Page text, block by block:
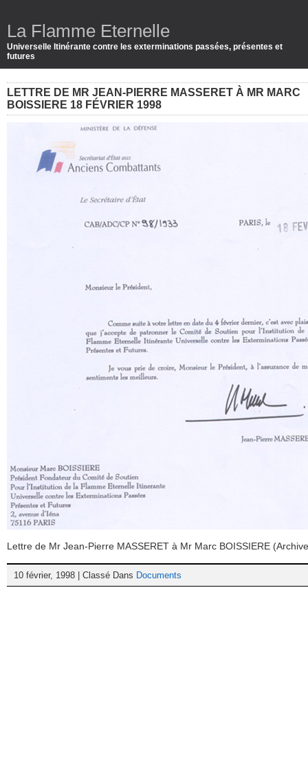
La Flamme Eternelle
Universelle Itinérante contre les exterminations passées, présentes et
futures
LETTRE DE MR JEAN-PIERRE MASSERET À MR MARC
BOISSIERE 18 FÉVRIER 1998
Lettre de Mr Jean-Pierre MASSERET à Mr Marc BOISSIERE
10 février, 1998 | Classé Dans Documents